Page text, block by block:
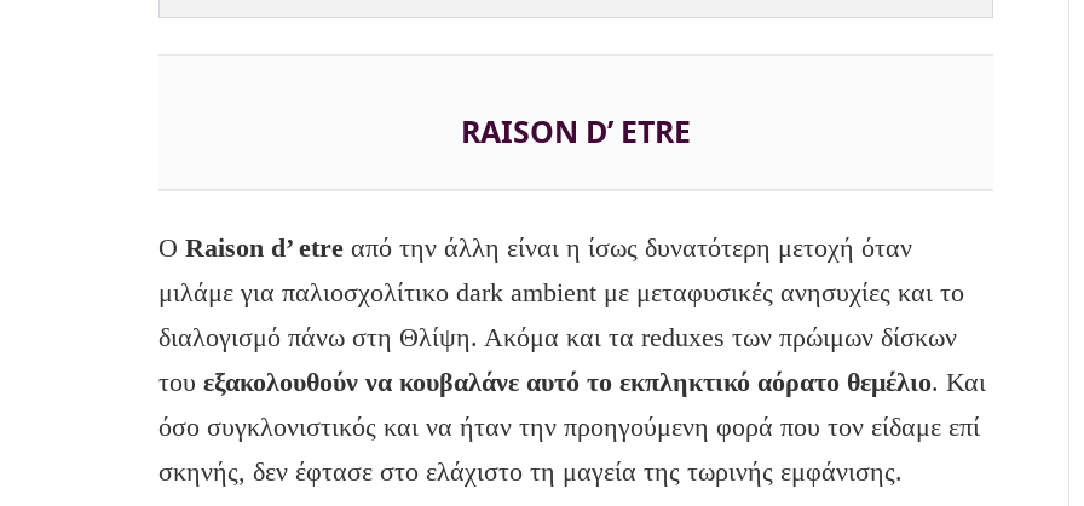
RAISON D’ ETRE
ΟRaison d’ etre από την άλλη είναι η ίσως δυνατότερη μετοχή όταν
μιλάμε για παλιοσχολίτικο dark ambient με μεταφυσικές ανησυχίες και το
διαλογισμό πάνω στη Θλίψη. Ακόμα και τα reduxes των πρώιμων δίσκων
τουεξακολουθούν να κουβαλάνε αυτό το εκπληκτικό αόρατο θεμέλιο. Και
όσο συγκλονιστικός και να ήταν την προηγούμενη φορά που τον είδαμε επί
σκηνής, δεν έφτασε στο ελάχιστο τη μαγεία της τωρινής εμφάνισης.